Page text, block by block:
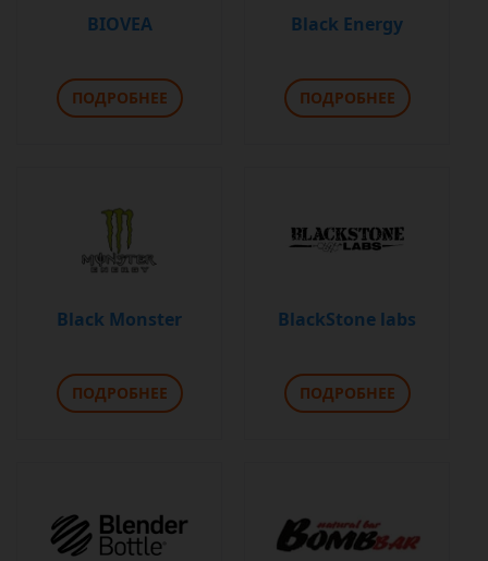
BIOVEA
ПОДРОБНЕЕ
Black Energy
ПОДРОБНЕЕ
Black Monster
ПОДРОБНЕЕ
BlackStone labs
ПОДРОБНЕЕ